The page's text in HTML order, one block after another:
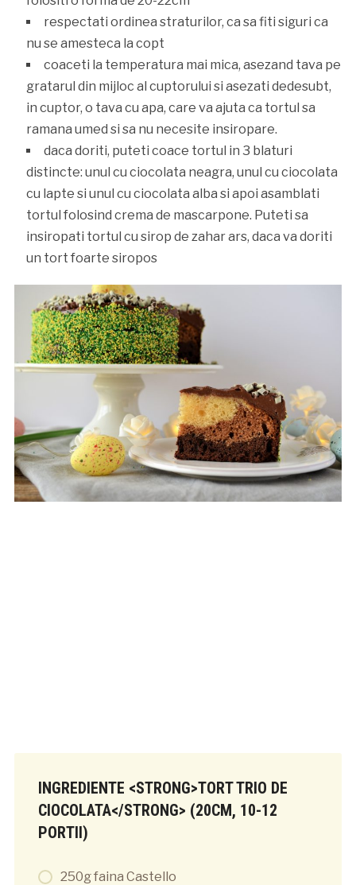
respectati ordinea straturilor, ca sa fiti siguri ca
nu se amesteca la copt
coaceti la temperatura mai mica, asezand tava pe
gratarul din mijloc al cuptorului si asezati dedesubt,
in cuptor, o tava cu apa, care va ajuta ca tortul sa
ramana umed si sa nu necesite insiropare.
daca doriti, puteti coace tortul in 3 blaturi
distincte: unul cu ciocolata neagra, unul cu ciocolata
cu lapte si unul cu ciocolata alba si apoi asamblati
tortul folosind crema de mascarpone. Puteti sa
insiropati tortul cu sirop de zahar ars, daca va doriti
un tort foarte siropos
INGREDIENTE <STRONG>TORT TRIO DE
CIOCOLATA</STRONG> (20CM, 10-12
PORTII)
250g faina Castello